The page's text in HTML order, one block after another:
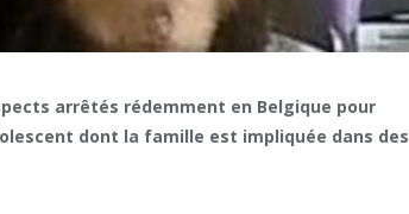
arrêtés rédemment en Belgique pour
dont la famille est impliquée dans des